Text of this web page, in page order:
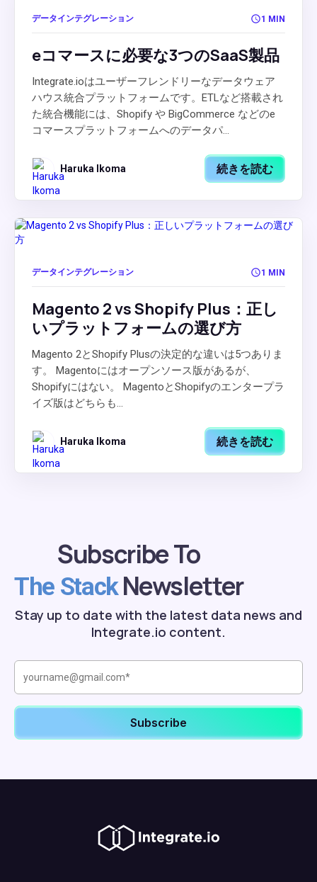
データインテグレーション 1 MIN
eコマースに必要な3つのSaaS製品
Integrate.ioはユーザーフレンドリーなデータウェア
ハウス統合プラットフォームです。ETLなど搭載され
た統合機能には、Shopify や BigCommerce などのe
コマースプラットフォームへのデータパ...
Haruka Ikoma 続きを読む
データインテグレーション 1 MIN
Magento 2 vs Shopify Plus：正し
いプラットフォームの選び方
Magento 2とShopify Plusの決定的な違いは5つありま
す。 Magentoにはオープンソース版があるが、
Shopifyにはない。 MagentoとShopifyのエンタープラ
イズ版はどちらも...
Haruka Ikoma 続きを読む
Subscribe To
The StackNewsletter
Stay up to date with the latest data news and
Integrate.io content.